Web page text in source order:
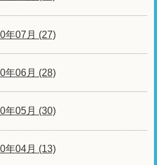
年07月 (27)
年06月 (28)
年05月 (30)
年04月 (13)